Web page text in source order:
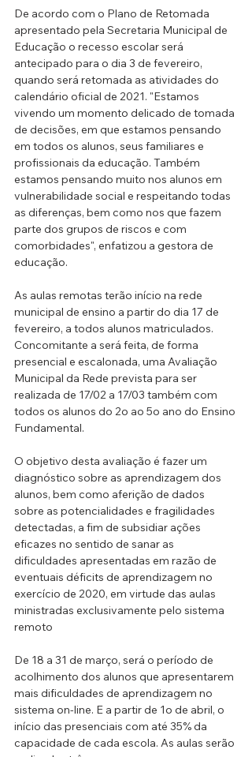
De acordo com o Plano de Retomada
apresentado pela Secretaria Municipal de
Educação o recesso escolar será
antecipado para o dia 3 de fevereiro,
quando será retomada as atividades do
calendário oficial de 2021. "Estamos
vivendo um momento delicado de tomada
de decisões, em que estamos pensando
em todos os alunos, seus familiares e
profissionais da educação. Também
estamos pensando muito nos alunos em
vulnerabilidade social e respeitando todas
as diferenças, bem como nos que fazem
parte dos grupos de riscos e com
comorbidades", enfatizou a gestora de
educação.
As aulas remotas terão início na rede
municipal de ensino a partir do dia 17 de
fevereiro, a todos alunos matriculados.
Concomitante a será feita, de forma
presencial e escalonada, uma Avaliação
Municipal da Rede prevista para ser
realizada de 17/02 a 17/03 também com
todos os alunos do 2o ao 5o ano do Ensino
Fundamental.
O objetivo desta avaliação é fazer um
diagnóstico sobre as aprendizagem dos
alunos, bem como aferição de dados
sobre as potencialidades e fragilidades
detectadas, a fim de subsidiar ações
eficazes no sentido de sanar as
dificuldades apresentadas em razão de
eventuais déficits de aprendizagem no
exercício de 2020, em virtude das aulas
ministradas exclusivamente pelo sistema
remoto
De 18 a 31 de março, será o período de
acolhimento dos alunos que apresentarem
mais dificuldades de aprendizagem no
sistema on-line. E a partir de 1o de abril, o
início das presenciais com até 35% da
capacidade de cada escola. As aulas serão